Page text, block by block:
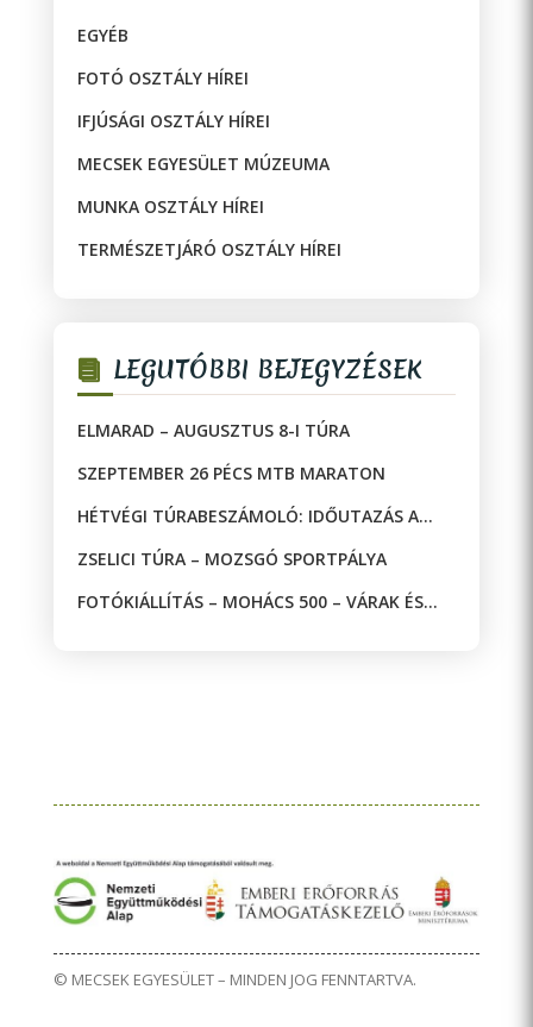
EGYÉB
FOTÓ OSZTÁLY HÍREI
IFJÚSÁGI OSZTÁLY HÍREI
MECSEK EGYESÜLET MÚZEUMA
MUNKA OSZTÁLY HÍREI
TERMÉSZETJÁRÓ OSZTÁLY HÍREI
LEGUTÓBBI BEJEGYZÉSEK
ELMARAD – AUGUSZTUS 8-I TÚRA
SZEPTEMBER 26 PÉCS MTB MARATON
HÉTVÉGI TÚRABESZÁMOLÓ: IDŐUTAZÁS A
ZSELICI TÚRA – MOZSGÓ SPORTPÁLYA
FOTÓKIÁLLÍTÁS – MOHÁCS 500 – VÁRAK ÉS
© MECSEK EGYESÜLET – MINDEN JOG FENNTARTVA.